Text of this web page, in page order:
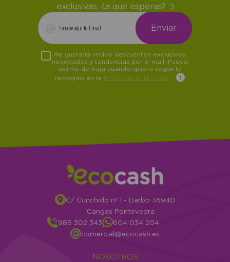
exclusivas, ¿a qué esperas? ;)
Me gustaría recibir descuentos exclusivos,
novedades y tendencias por e-mail. Puedo
darme de baja cuando quiera según lo
recogido en la Política de Publicidad
C/ Cunchido nº 1 - Darbo 36940
Cangas Pontevedra
986 302 343
604 034 204
comercial@ecocash.es
NOSOTROS